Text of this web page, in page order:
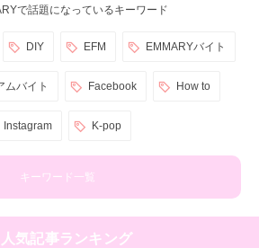
で話題になっているキーワード
DIY EFM EMMARYバイト
ムバイト Facebook How to
Instagram K-pop
キーワード一覧
人気記事ランキング